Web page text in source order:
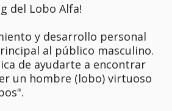
del Lobo Alfa!
y desarrollo personal
al público masculino.
de ayudarte a encontrar
un hombre (lobo) virtuoso